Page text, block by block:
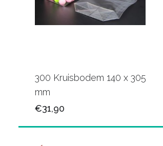
300 Kruisbodem 140 x 305
mm
€31,90